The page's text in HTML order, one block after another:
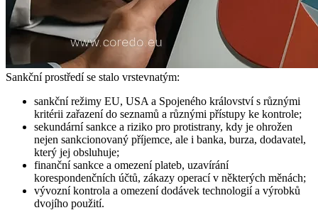
Sankční prostředí se stalo vrstevnatým:
sankční režimy EU, USA a Spojeného království s různými
kritérii zařazení do seznamů a různými přístupy ke kontrole;
sekundární sankce a riziko pro protistrany, kdy je ohrožen
nejen sankcionovaný příjemce, ale i banka, burza, dodavatel,
který jej obsluhuje;
finanční sankce a omezení plateb, uzavírání
korespondenčních účtů, zákazy operací v některých měnách;
vývozní kontrola a omezení dodávek technologií a výrobků
dvojího použití.